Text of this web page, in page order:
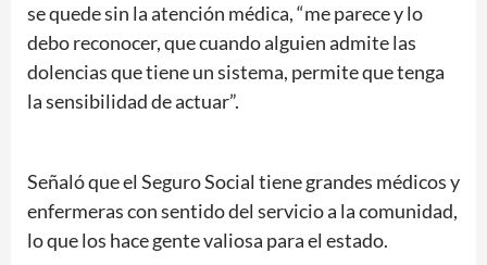
se quede sin la atención médica, “me parece y lo
debo reconocer, que cuando alguien admite las
dolencias que tiene un sistema, permite que tenga
la sensibilidad de actuar”.
Señaló que el Seguro Social tiene grandes médicos y
enfermeras con sentido del servicio a la comunidad,
lo que los hace gente valiosa para el estado.